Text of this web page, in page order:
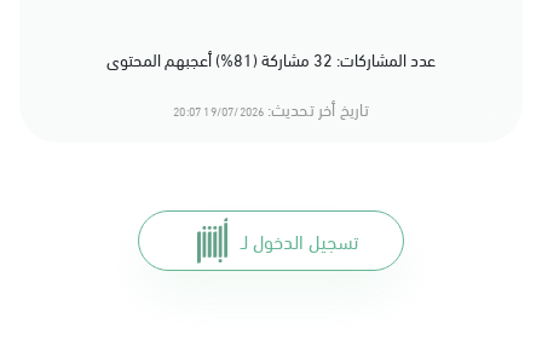
عدد المشاركات: 32 مشاركة (81%) أعجبهم المحتوى
تاريخ أخر تحديث: 19/07/2026 20:07
تسجيل الدخول لـ